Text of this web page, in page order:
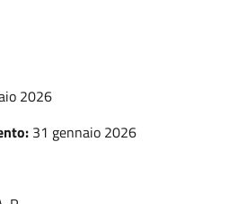
2026
31 gennaio 2026